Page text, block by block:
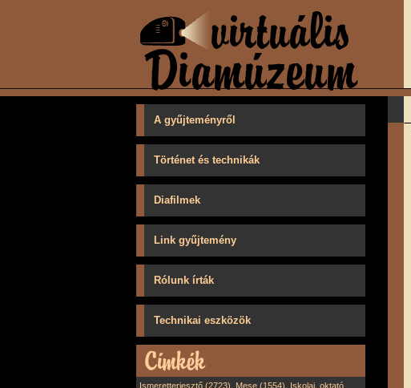
A gyűjteményről
Történet és technikák
Diafilmek
Link gyűjtemény
Rólunk írták
Technikai eszközök
Ismeretterjesztő (2723), Mese (1554), Iskolai, oktató